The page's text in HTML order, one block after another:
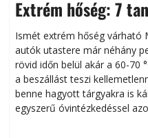
Extrém hőség: 7
megóvhatjuk
Ismét extrém hőség várható
autók utastere már néhány
rövid időn belül akár a 60-70
a beszállást teszi
benne hagyott tárgyakra is
egyszerű óvintézkedéssel